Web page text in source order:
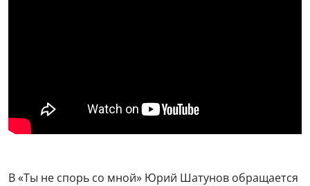
В «Ты не спорь со мной» Юрий Шатунов обращается